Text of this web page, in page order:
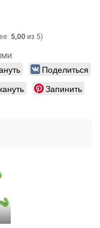
5,00из 5)
Поделиться
Запинить